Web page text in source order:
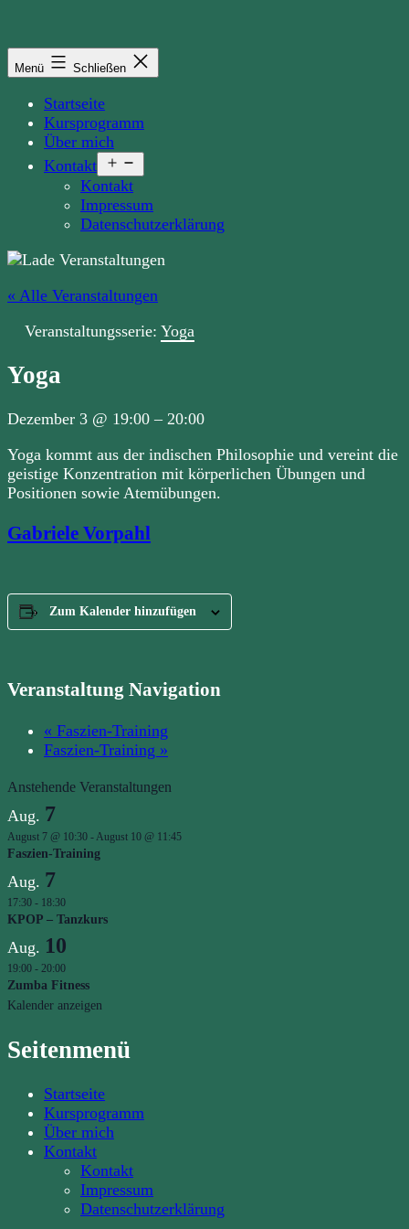
springen
Menü Schließen
Startseite
Kursprogramm
Über mich
Kontakt
öffnen
Kontakt
Impressum
Datenschutzerklärung
« Alle Veranstaltungen
Veranstaltungsserie: Yoga
Yoga
Dezember 3 @ 19:00 – 20:00
Yoga kommt aus der indischen Philosophie und vereint die
geistige Konzentration mit körperlichen Übungen und
Positionen sowie Atemübungen.
Gabriele Vorpahl
Zum Kalender hinzufügen
Veranstaltung Navigation
« Faszien-Training
Faszien-Training »
Anstehende Veranstaltungen
Aug. 7
August 7 @ 10:30 - August 10 @ 11:45
Faszien-Training
Aug. 7
17:30 - 18:30
KPOP – Tanzkurs
Aug. 10
19:00 - 20:00
Zumba Fitness
Kalender anzeigen
Seitenmenü
Startseite
Kursprogramm
Über mich
Kontakt
Kontakt
Impressum
Datenschutzerklärung